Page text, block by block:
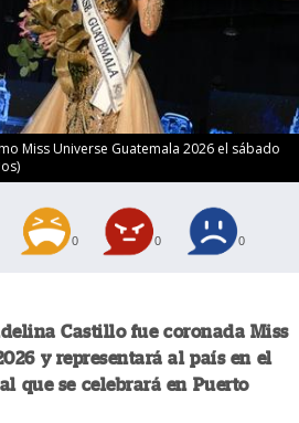
Miss Universe Guatemala 2026 el sábado
0 0 0
Castillo fue coronada Miss
y representará al país en el
que se celebrará en Puerto